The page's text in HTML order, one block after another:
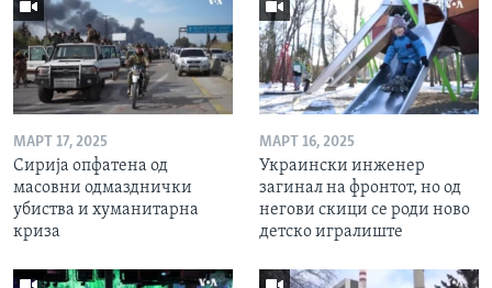
МАРТ 17, 2025
Сирија опфатена од
масовни одмазднички
убиства и хуманитарна
криза
МАРТ 16, 2025
Украински инженер
загинал на фронтот, но од
негови скици се роди ново
детско игралиште